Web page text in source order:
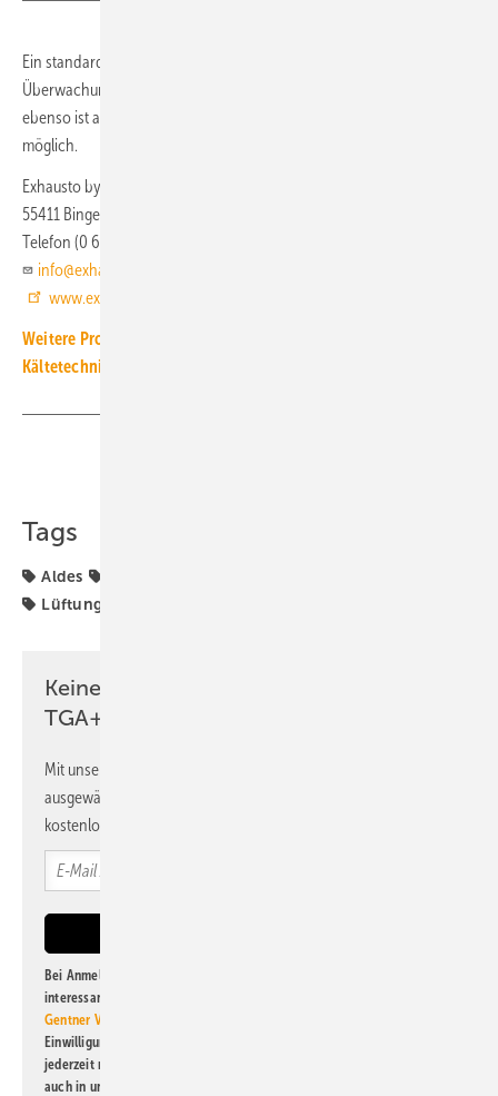
Ein standardmäßig integrierter Web-Server bietet die Möglichkeit der
Überwachung und Ansteuerung durch eine übergeordnete Leitstelle,
ebenso ist auch die manuelle Bedienung per HMI-Touchdisplay
möglich.
Exhausto by Aldes
55411 Bingen am Rhein
Telefon (0 67 21) 9 17 81 11
info@exhausto.de
www.exhausto.de
Weitere Produkt-Meldungen zum Thema Luft-, Klima- und
Kältetechnik
Tags
Aldes
Lüftungsgerät
Keine Zeit? Kein Problem mit dem
TGA+E Newsletter!
Mit unserem Newsletter erhalten Sie regelmäßig von uns
ausgewählte Informationen und Neuigkeiten, gebündelt und
kostenlos direkt ins Postfach.
Bei Anmeldung zu diesem Newsletter bin ich damit einverstanden, über
interessante Verlags- und Online-Angebote
Gentner Verlag GmbH & Co. KG
Einwilligung kann ich jederzeit widerrufen und eine Abmeldung ist
jederzeit möglich. Informationen zum Umgang mit Daten finden Sie
auch in unserer